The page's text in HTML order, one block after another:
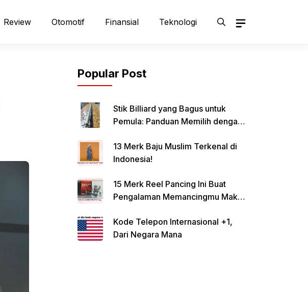
Review Otomotif Finansial Teknologi
Popular Post
Stik Billiard yang Bagus untuk
Pemula: Panduan Memilih dengan
13 Merk Baju Muslim Terkenal di
Indonesia!
15 Merk Reel Pancing Ini Buat
Pengalaman Memancingmu Makin
Kode Telepon Internasional +1,
Dari Negara Mana